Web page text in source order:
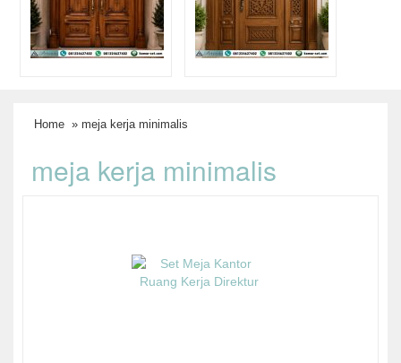
Home » meja kerja minimalis
meja kerja minimalis